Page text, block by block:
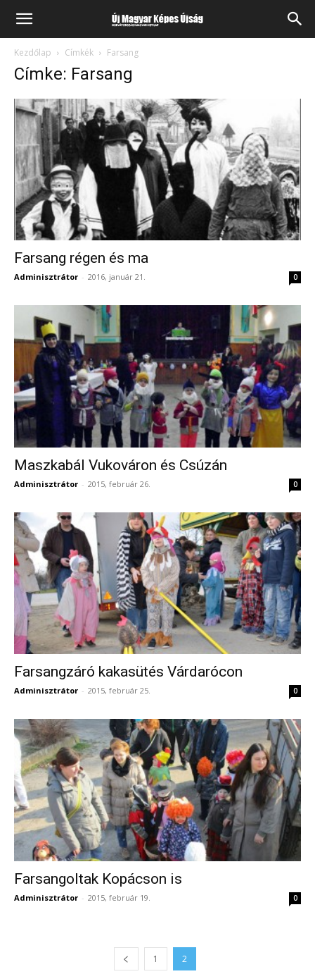
Kezdőlap Címkék Farsang
Címke: Farsang
Farsang régen és ma
Adminisztrátor - 2016, január 21. 0
Maszkabál Vukováron és Csúzán
Adminisztrátor - 2015, február 26. 0
Farsangzáró kakasütés Várdarócon
Adminisztrátor - 2015, február 25. 0
Farsangoltak Kopácson is
Adminisztrátor - 2015, február 19. 0
1 2